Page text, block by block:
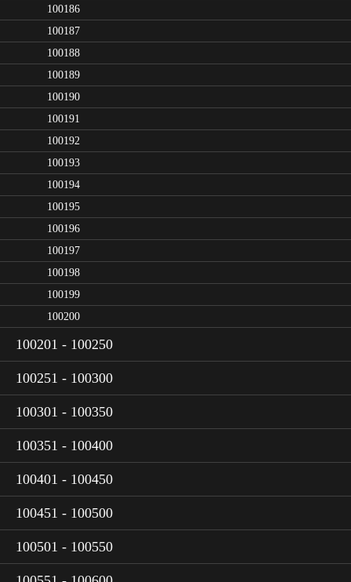
100186
100187
100188
100189
100190
100191
100192
100193
100194
100195
100196
100197
100198
100199
100200
100201 - 100250
100251 - 100300
100301 - 100350
100351 - 100400
100401 - 100450
100451 - 100500
100501 - 100550